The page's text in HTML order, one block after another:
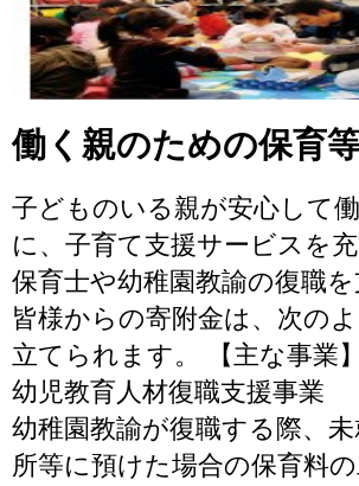
働く親のための保育
子どものいる親が安心して
に、子育て支援サービスを充
保育士や幼稚園教諭の復職を
皆様からの寄附金は、次の
立てられます。 【主な事業
幼児教育人材復職支援事
幼稚園教諭が復職する際、
所等に預けた場合の保育料